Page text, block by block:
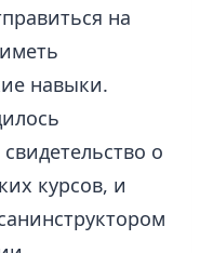
на
навыки.
о
курсов, и